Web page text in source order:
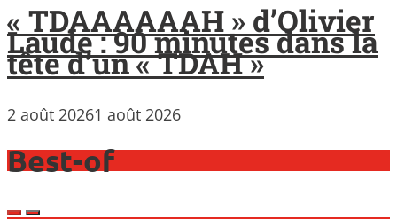
« TDAAAAAAH » d’Olivier
Laude : 90 minutes dans la
tête d’un « TDAH »
2 août 20261 août 2026
Best-of